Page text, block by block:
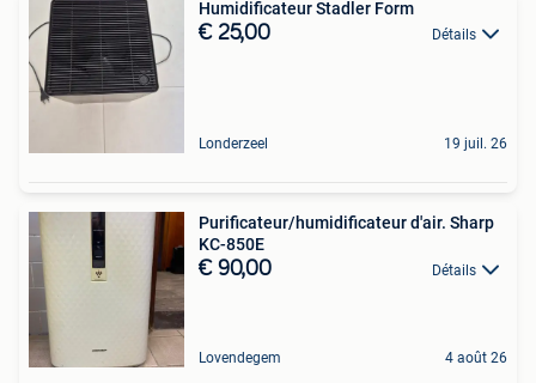
Humidificateur Stadler Form
€ 25,00 Détails
Londerzeel 19 juil. 26
Purificateur/humidificateur d'air. Sharp
KC-850E
€ 90,00 Détails
Lovendegem 4 août 26